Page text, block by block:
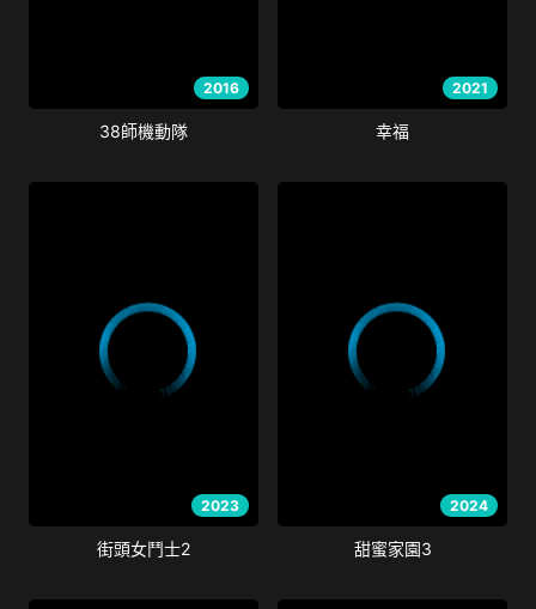
2016
38師機動隊
2021
幸福
2023
街頭女鬥士2
2024
甜蜜家園3